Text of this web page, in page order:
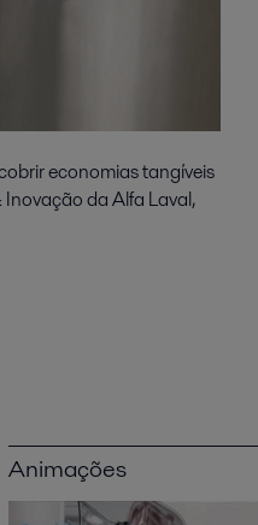
economias tangíveis
da Alfa Laval,
Animações